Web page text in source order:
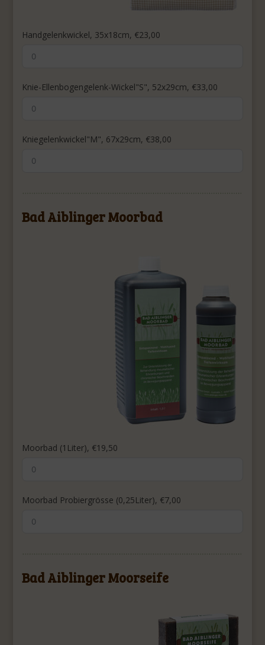
Handgelenkwickel, 35x18cm, €23,00
Knie-Ellenbogengelenk-Wickel"S", 52x29cm, €33,00
Kniegelenkwickel"M", 67x29cm, €38,00
Bad Aiblinger Moorbad
Moorbad (1Liter), €19,50
Moorbad Probiergrösse (0,25Liter), €7,00
Bad Aiblinger Moorseife